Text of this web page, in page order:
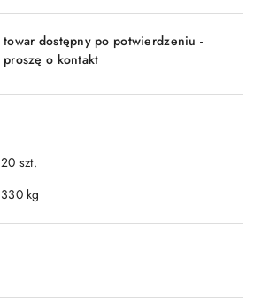
Wyślij
towar dostępny po potwierdzeniu -
proszę o kontakt
20 szt.
330 kg